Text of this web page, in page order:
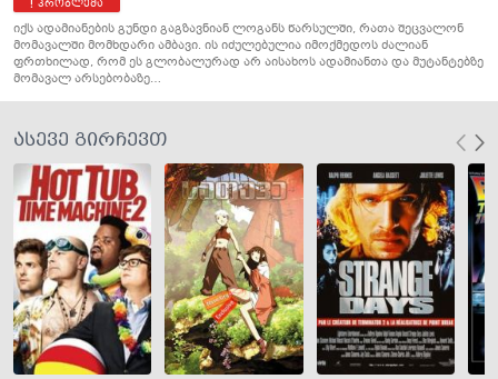
პრობლემა
იქს ადამიანების გუნდი გაგზავნიან ლოგანს წარსულში, რათა შეცვალონ
მომავალში მომხდარი ამბავი. ის იძულებულია იმოქმედოს ძალიან
ფრთხილად, რომ ეს გლობალურად არ აისახოს ადამიანთა და მუტანტებზე
მომავალ არსებობაზე…
ასევე გირჩევთ